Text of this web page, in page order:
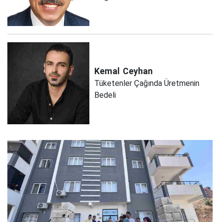
Kemal Ceyhan
Tüketenler Çağında Üretmenin
Bedeli